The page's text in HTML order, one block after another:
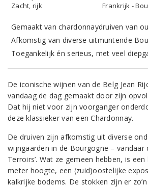
Zacht, rijk Frankrijk -
Gemaakt van chardonnaydruiven van
Afkomstig van diverse uitmuntende
Toegankelijk én serieus, met veel
De iconische wijnen van de Belg Jean
vandaag de dag gemaakt door zijn
Dat hij niet voor zijn voorganger
deze klassieker van een Chardonnay.
De druiven zijn afkomstig uit diverse
wijngaarden in de Bourgogne – vandaar
Terroirs’. Wat ze gemeen hebben, is een
meter hoogte, een (zuid)oostelijke
kalkrijke bodems. De stokken zijn er